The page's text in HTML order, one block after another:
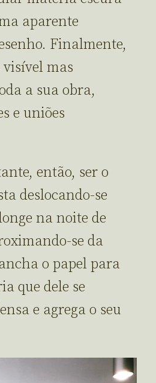
aparente
Finalmente,
mas
a sua obra,
e uniões
então, ser o
deslocando-se
na noite de
se da
o papel para
que dele se
e agrega o seu